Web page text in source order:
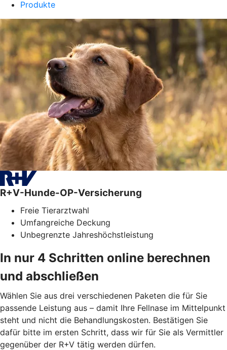
Produkte
R+V-Hunde-OP-Versicherung
Freie Tierarztwahl
Umfangreiche Deckung
Unbegrenzte Jahreshöchstleistung
In nur 4 Schritten online berechnen
und abschließen
Wählen Sie aus drei verschiedenen Paketen die für Sie
passende Leistung aus – damit Ihre Fellnase im Mittelpunkt
steht und nicht die Behandlungskosten. Bestätigen Sie
dafür bitte im ersten Schritt, dass wir für Sie als Vermittler
gegenüber der R+V tätig werden dürfen.